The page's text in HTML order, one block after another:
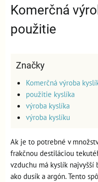
Komerčná
použitie
Značky
Komerčná výroba
použitie kyslíka
výroba kyslíka
výroba kyslíku
Ak je to potrebné v
frakčnou destiláciou
vzduchu má kyslík najvyšší
ako dusík a argón. Tento